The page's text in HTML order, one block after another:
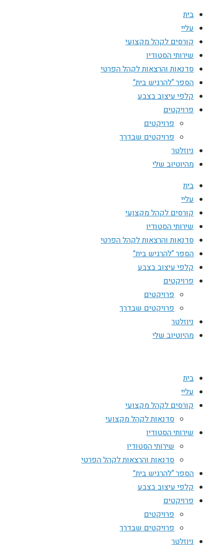
בית
עליי
קורסים לקהל מקצועי
שירותי הסטודיו
סדנאות והרצאות לקהל הפרטי
הספר “להרגיש בית”
קלפי עיצוב בצבע
פרויקטים
פרויקטים
פרויקטים שבדרך
ניוזלטר
מהיוטיוב שלי
בית
עליי
קורסים לקהל מקצועי
שירותי הסטודיו
סדנאות והרצאות לקהל הפרטי
הספר “להרגיש בית”
קלפי עיצוב בצבע
פרויקטים
פרויקטים
פרויקטים שבדרך
ניוזלטר
מהיוטיוב שלי
בית
עליי
קורסים לקהל מקצועי
סדנאות לקהל מקצועי
שירותי הסטודיו
שירותי הסטודיו
סדנאות והרצאות לקהל הפרטי
הספר “להרגיש בית”
קלפי עיצוב בצבע
פרויקטים
פרויקטים
פרויקטים שבדרך
ניוזלטר